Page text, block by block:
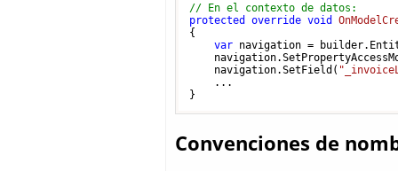
// En el contexto de datos:
protected
override void
{
var navigation =
    navigation.SetField(
    ...
Convenciones de